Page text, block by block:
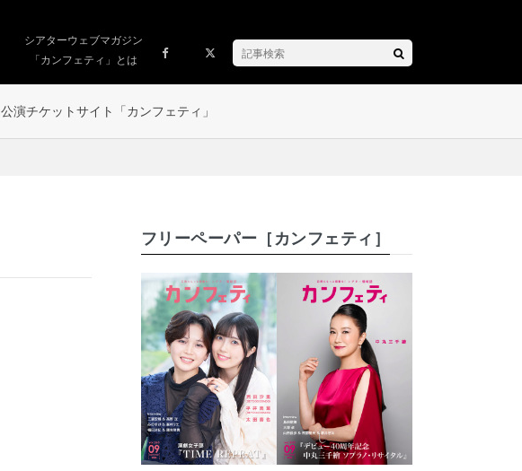
シアターウェブマガジン
「カンフェティ」とは
公演チケットサイト「カンフェティ」
フリーペーパー［カンフェティ］